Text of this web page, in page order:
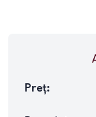
Preț: